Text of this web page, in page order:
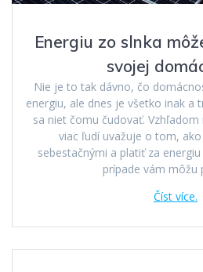
Energiu zo slnka
svojej
Nie je to tak dávno, čo
energiu, ale dnes je všetko inak a
sa niet čomu čudovať.
viac ľudí uvažuje o tom,
sebestačnými a platiť za
prípade vám
Číst více.